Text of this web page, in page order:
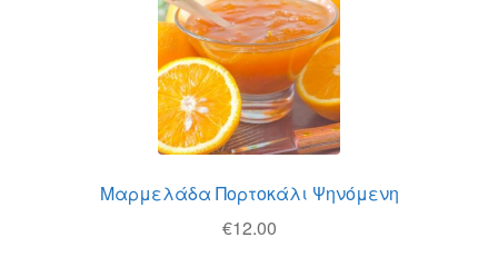
Μαρμελάδα Πορτοκάλι Ψηνόμενη
€12.00